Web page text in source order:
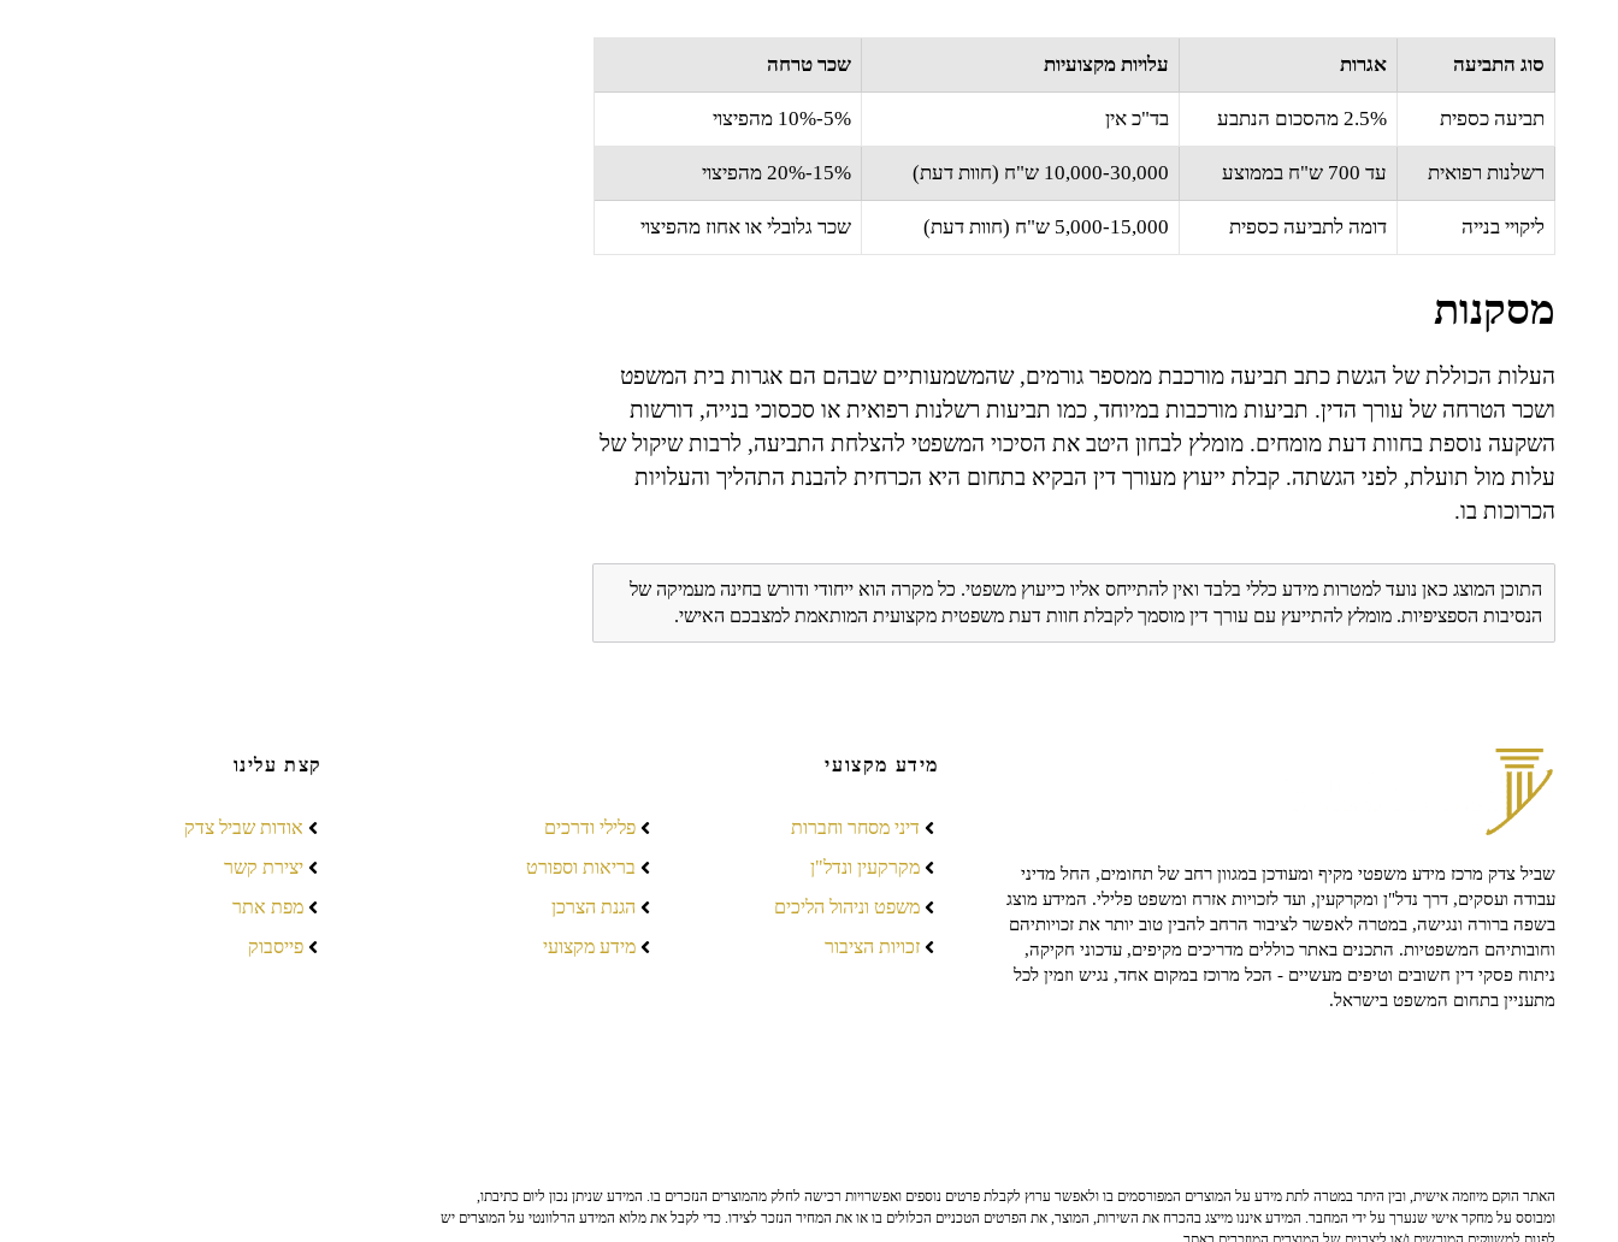
סוג התביעה אגרות עלויות מקצועיות שכר טרחה
תביעה כספית 2.5% מהסכום הנתבע בד"כ אין 5%-10% מהפיצוי
רשלנות רפואית עד 700 ש"ח בממוצע 10,000-30,000 ש"ח (חוות דעת) 15%-20% מהפיצוי
ליקויי בנייה דומה לתביעה כספית 5,000-15,000 ש"ח (חוות דעת) שכר גלובלי או אחוז מהפיצוי
מסקנות
העלות הכוללת של הגשת כתב תביעה מורכבת ממספר גורמים, שהמשמעותיים שבהם הם אגרות בית המשפט
ושכר הטרחה של עורך הדין. תביעות מורכבות במיוחד, כמו תביעות רשלנות רפואית או סכסוכי בנייה, דורשות
השקעה נוספת בחוות דעת מומחים. מומלץ לבחון היטב את הסיכוי המשפטי להצלחת התביעה, לרבות שיקול של
עלות מול תועלת, לפני הגשתה. קבלת ייעוץ מעורך דין הבקיא בתחום היא הכרחית להבנת התהליך והעלויות
הכרוכות בו.
התוכן המוצג כאן נועד למטרות מידע כללי בלבד ואין להתייחס אליו כייעוץ משפטי. כל מקרה הוא ייחודי ודורש בחינה מעמיקה של
הנסיבות הספציפיות. מומלץ להתייעץ עם עורך דין מוסמך לקבלת חוות דעת משפטית מקצועית המותאמת למצבכם האישי.
שביל צדק מרכז מידע משפטי מקיף ומעודכן במגוון רחב של תחומים, החל מדיני
עבודה ועסקים, דרך נדל"ן ומקרקעין, ועד לזכויות אזרח ומשפט פלילי. המידע מוצג
בשפה ברורה ונגישה, במטרה לאפשר לציבור הרחב להבין טוב יותר את זכויותיהם
וחובותיהם המשפטיות. התכנים באתר כוללים מדריכים מקיפים, עדכוני חקיקה,
ניתוח פסקי דין חשובים וטיפים מעשיים - הכל מרוכז במקום אחד, נגיש וזמין לכל
מתעניין בתחום המשפט בישראל.
מידע מקצועי
דיני מסחר וחברות
מקרקעין ונדל"ן
משפט וניהול הליכים
זכויות הציבור
פלילי ודרכים
בריאות וספורט
הגנת הצרכן
מידע מקצועי
קצת עלינו
אודות שביל צדק
יצירת קשר
מפת אתר
פייסבוק
האתר הוקם מיוזמה אישית, ובין היתר במטרה לתת מידע על המוצרים המפורסמים בו ולאפשר ערוץ לקבלת פרטים נוספים ואפשרויות רכישה לחלק מהמוצרים הנזכרים בו. המידע שניתן נכון ליום כתיבתו,
ומבוסס על מחקר אישי שנערך על ידי המחבר. המידע איננו מייצג בהכרח את השירות, המוצר, את הפרטים הטכניים הכלולים בו או את המחיר הנזכר לצידו. כדי לקבל את מלוא המידע הרלוונטי על המוצרים יש